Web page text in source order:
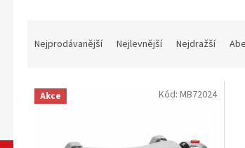
n
Nejprodávanější Nejlevnější Nejdražší
V Akce Kód: MB72024